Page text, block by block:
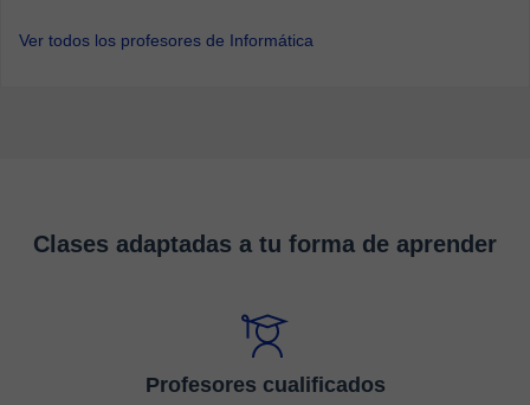
Ver todos los profesores de Informática
Clases adaptadas a tu forma de aprender
Profesores cualificados